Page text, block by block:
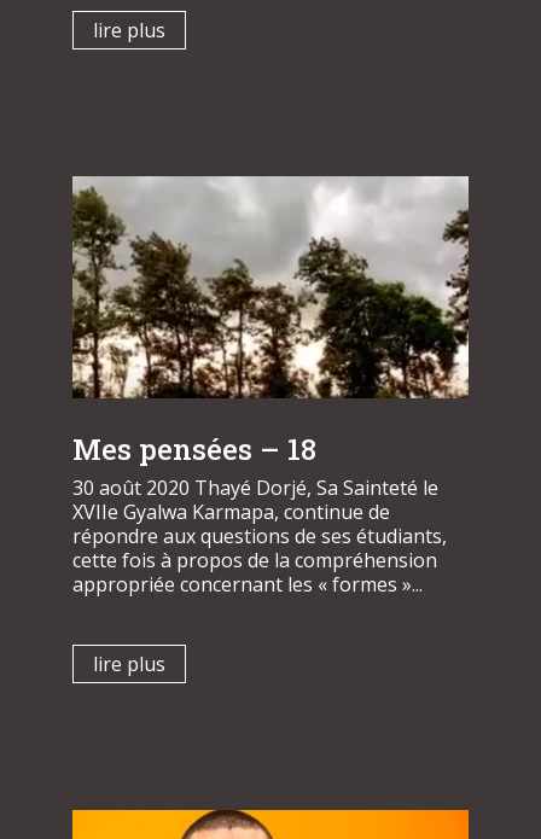
lire plus
Mes pensées – 18
30 août 2020 Thayé Dorjé, Sa Sainteté le
XVIIe Gyalwa Karmapa, continue de
répondre aux questions de ses étudiants,
cette fois à propos de la compréhension
appropriée concernant les « formes »...
lire plus